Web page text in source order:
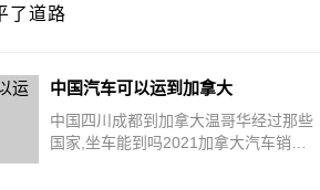
了道路
中国汽车可以运到加拿大
中国四川成都到加拿大温哥华经过那些
国家,坐车能到吗2021加拿大汽车销量